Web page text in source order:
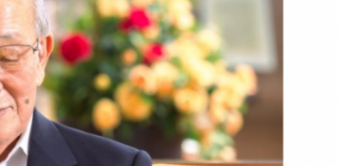
o
o
k